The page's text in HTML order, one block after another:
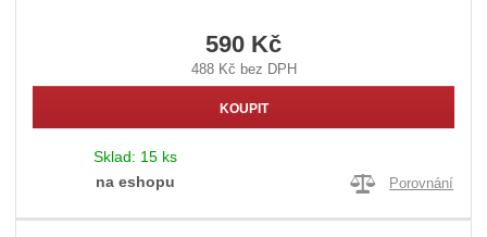
590 Kč
488 Kč bez DPH
KOUPIT
Sklad: 15 ks
na eshopu
Porovnání